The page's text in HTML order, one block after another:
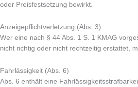
oder Preisfestsetzung bewirkt.
Anzeigepflichtverletzung (Abs. 3)
Wer eine nach § 44 Abs. 1 S. 1 KMAG
nicht richtig oder nicht rechtzeitig erstattet,
Fahrlässigkeit (Abs. 6)
Abs. 6 enthält eine